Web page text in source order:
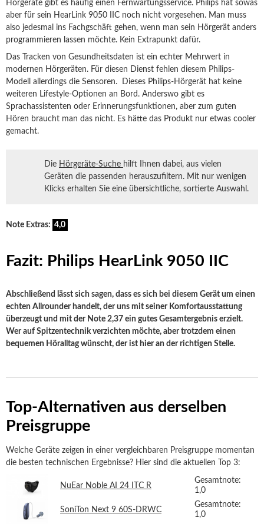
Hörgeräte gibt es häufig einen Fernwartungsservice. Philips hat sowas
aber für sein HearLink 9050 IIC noch nicht vorgesehen. Man muss
also jedesmal ins Fachgschäft gehen, wenn man sein Hörgerät anders
programmieren lassen möchte. Kein Extrapunkt dafür.
Das Tracken von Gesundheitsdaten ist ein echter Mehrwert in
modernen Hörgeräten. Für diesen Dienst fehlen diesem Philips-
Modell allerdings die Sensoren. Dieses Philips-Hörgerät hat keine
weiteren Lifestyle-Optionen an Bord. Anderswo gibt es
Sprachassistenten oder Erinnerungsfunktionen, aber zum guten
Hören braucht man das nicht. Es hätte das Produkt nur etwas cooler
gemacht.
Die Hörgeräte-Suche hilft Ihnen dabei, aus vielen
Geräten die passenden herauszufiltern. Mit nur wenigen
Klicks erhalten Sie eine übersichtliche, sortierte Auswahl.
Note Extras: 4,0
Fazit: Philips HearLink 9050 IIC
Abschließend lässt sich sagen, dass es sich bei diesem Gerät um einen
echten Allrounder handelt, der uns mit seiner Komfortausstattung
überzeugt und mit der Note 2,37 ein gutes Gesamtergebnis erzielt.
Wer auf Spitzentechnik verzichten möchte, aber trotzdem einen
bequemen Höralltag wünscht, der ist hier an der richtigen Stelle.
Top-Alternativen aus derselben
Preisgruppe
Welche Geräte zeigen in einer vergleichbaren Preisgruppe momentan
die besten technischen Ergebnisse? Hier sind die aktuellen Top 3:
NuEar Noble AI 24 ITC R
Gesamtnote:
1,0
SoniTon Next 9 60S-DRWC
Gesamtnote:
1,0